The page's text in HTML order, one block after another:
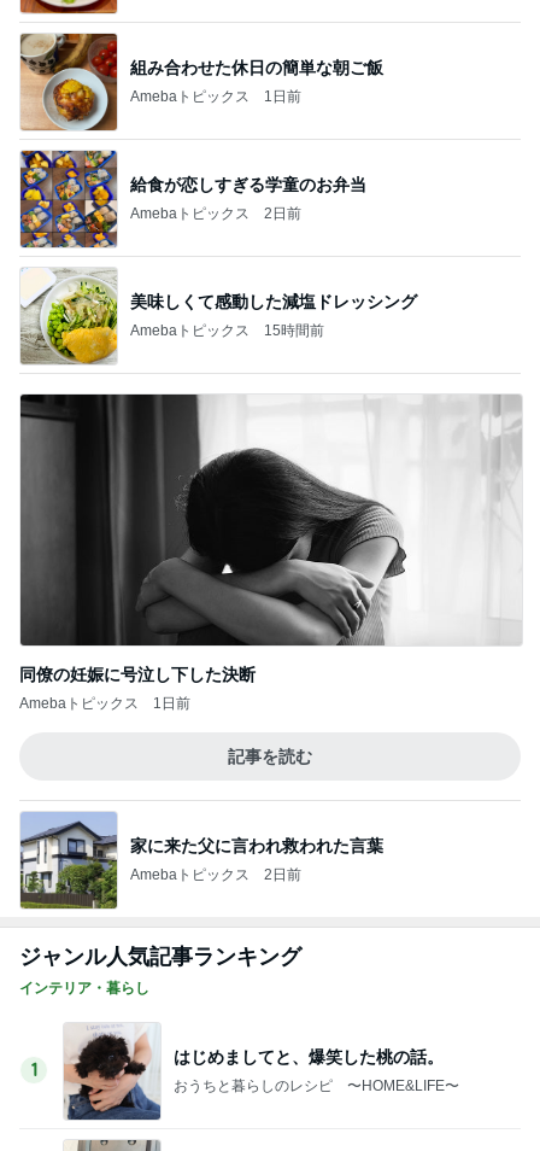
組み合わせた休日の簡単な朝ご飯
Amebaトピックス 1日前
給食が恋しすぎる学童のお弁当
Amebaトピックス 2日前
美味しくて感動した減塩ドレッシング
Amebaトピックス 15時間前
同僚の妊娠に号泣し下した決断
Amebaトピックス 1日前
記事を読む
家に来た父に言われ救われた言葉
Amebaトピックス 2日前
ジャンル人気記事ランキング
インテリア・暮らし
1
はじめましてと、爆笑した桃の話。
おうちと暮らしのレシピ 〜HOME&LIFE〜